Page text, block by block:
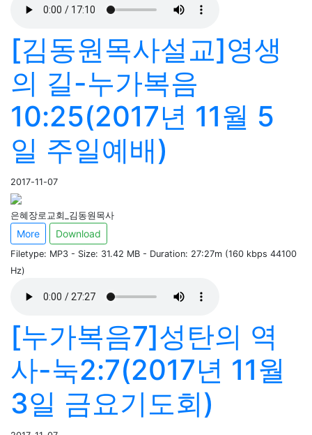
[김동원목사설교]영생
의 길-누가복음
10:25(2017년 11월 5
일 주일예배)
2017-11-07
은혜장로교회_김동원목사
More Download
Filetype: MP3 - Size: 31.42 MB - Duration: 27:27m (160 kbps 44100
Hz)
[누가복음7]성탄의 역
사-눅2:7(2017년 11월
3일 금요기도회)